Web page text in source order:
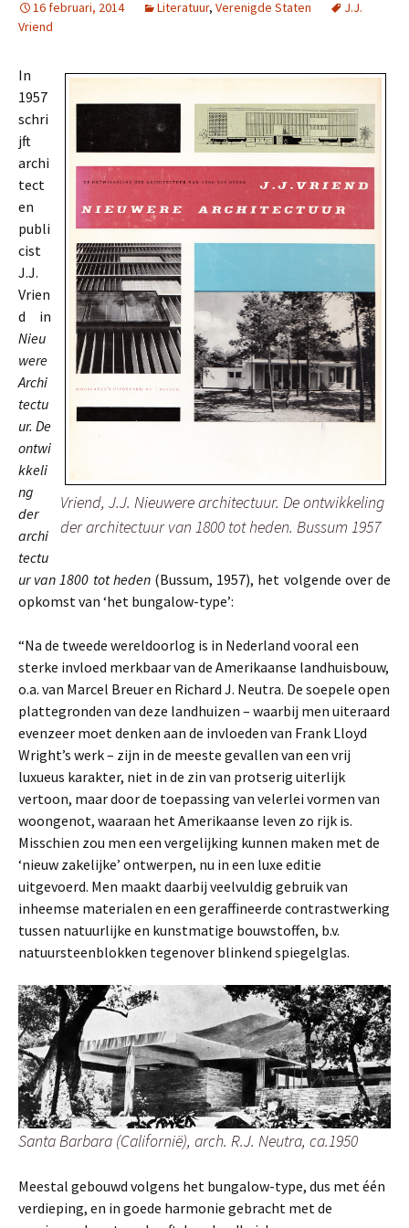
16 februari, 2014 Literatuur, Verenigde Staten
J.J.
Vriend
Vriend, J.J. Nieuwere architectuur. De ontwikkeling
der architectuur van 1800 tot heden. Bussum 1957
In
1957
schri
jft
archi
tect
en
publi
cist
J.J.
Vrien
d in
Nieu
were
Archi
tectu
ur. De
ontwi
kkeli
ng
der
archi
tectu
ur van 1800 tot heden (Bussum, 1957), het volgende over de
opkomst van ‘het bungalow-type’:
“Na de tweede wereldoorlog is in Nederland vooral een
sterke invloed merkbaar van de Amerikaanse landhuisbouw,
o.a. van Marcel Breuer en Richard J. Neutra. De soepele open
plattegronden van deze landhuizen – waarbij men uiteraard
evenzeer moet denken aan de invloeden van Frank Lloyd
Wright’s werk – zijn in de meeste gevallen van een vrij
luxueus karakter, niet in de zin van protserig uiterlijk
vertoon, maar door de toepassing van velerlei vormen van
woongenot, waaraan het Amerikaanse leven zo rijk is.
Misschien zou men een vergelijking kunnen maken met de
‘nieuw zakelijke’ ontwerpen, nu in een luxe editie
uitgevoerd. Men maakt daarbij veelvuldig gebruik van
inheemse materialen en een geraffineerde contrastwerking
tussen natuurlijke en kunstmatige bouwstoffen, b.v.
natuursteenblokken tegenover blinkend spiegelglas.
Santa Barbara (Californië), arch. R.J. Neutra, ca.1950
Meestal gebouwd volgens het bungalow-type, dus met één
verdieping, en in goede harmonie gebracht met de